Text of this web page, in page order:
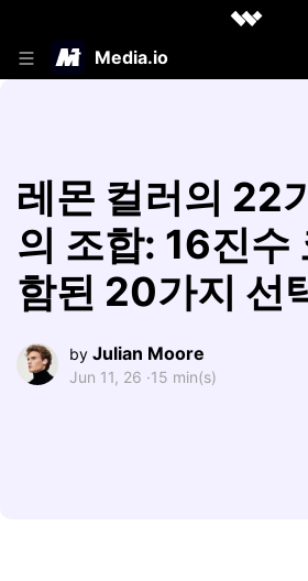
Media.io
레몬 컬러의 22
의 조합: 16진수
함된 20가지 선
by Julian Moore
Jun 11, 26 ·15 min(s)